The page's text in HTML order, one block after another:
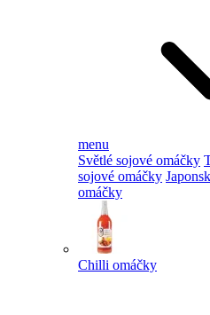
menu
Světlé sojové omáčky
sojové omáčky
omáčky
Chilli omáčky